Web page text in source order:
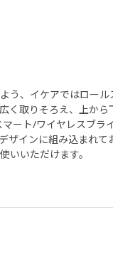
う、イケアではロー
く取りそろえ、上か
ート/ワイヤレスブラ
ザインに組み込まれ
いいただけます。